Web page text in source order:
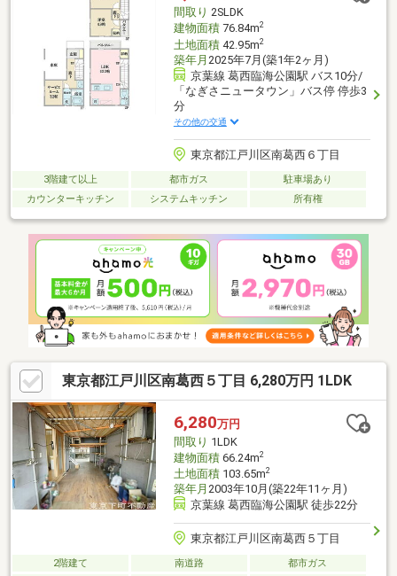
間取り 2SLDK
建物面積76.84m2
土地面積42.95m2
築年月 2025年7月(築1年2ヶ月)
京葉線 葛西臨海公園駅 バス10分/
「なぎさニュータウン」バス停 停歩3
分
その他の交通
東京都江戸川区南葛西６丁目
3階建て以上 都市ガス
駐車場あり
カウンターキッチン
システムキッチン 所有権
東京都江戸川区南葛西５丁目 6,280万円 1LDK
6,280万円
間取り 1LDK
建物面積66.24m2
土地面積103.65m2
築年月 2003年10月(築22年11ヶ月)
京葉線 葛西臨海公園駅 徒歩22分
東京都江戸川区南葛西５丁目
2階建て 南道路
都市ガス